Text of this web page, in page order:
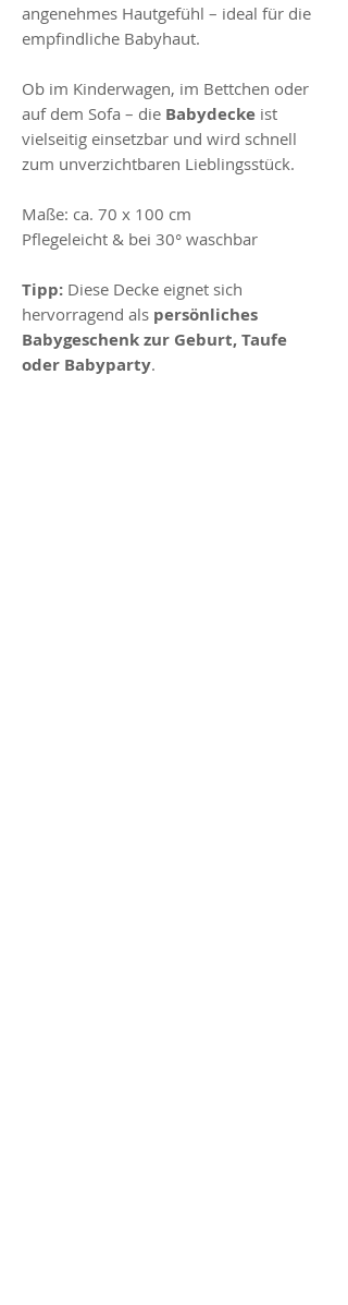
angenehmes Hautgefühl – ideal für die
empfindliche Babyhaut.
Ob im Kinderwagen, im Bettchen oder
auf dem Sofa – die Babydecke ist
vielseitig einsetzbar und wird schnell
zum unverzichtbaren Lieblingsstück.
Maße: ca. 70 x 100 cm
Pflegeleicht & bei 30° waschbar
Tipp: Diese Decke eignet sich
hervorragend als persönliches
Babygeschenk zur Geburt, Taufe
oder Babyparty.